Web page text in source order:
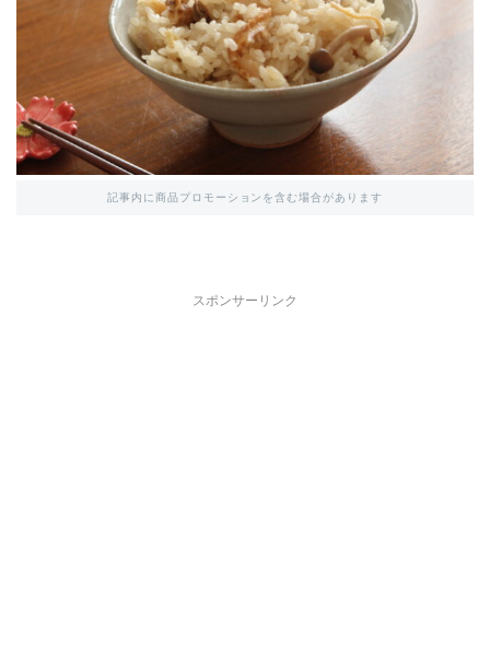
記事内に商品プロモーションを含む場合があります
スポンサーリンク